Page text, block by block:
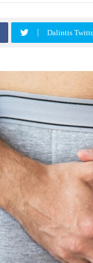
Dalintis